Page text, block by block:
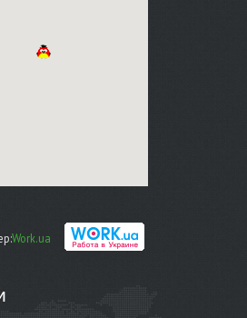
Work.ua